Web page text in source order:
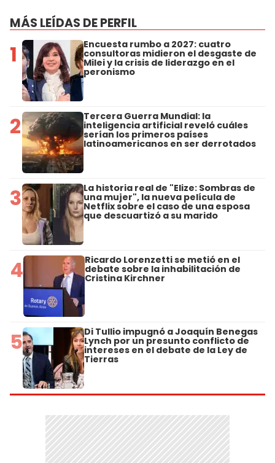
MÁS LEÍDAS DE PERFIL
1 Encuesta rumbo a 2027: cuatro
consultoras midieron el desgaste de
Milei y la crisis de liderazgo en el
peronismo
2 Tercera Guerra Mundial: la
inteligencia artificial reveló cuáles
serían los primeros países
latinoamericanos en ser derrotados
3 La historia real de "Elize: Sombras de
una mujer", la nueva película de
Netflix sobre el caso de una esposa
que descuartizó a su marido
4 Ricardo Lorenzetti se metió en el
debate sobre la inhabilitación de
Cristina Kirchner
5 Di Tullio impugnó a Joaquín Benegas
Lynch por un presunto conflicto de
intereses en el debate de la Ley de
Tierras